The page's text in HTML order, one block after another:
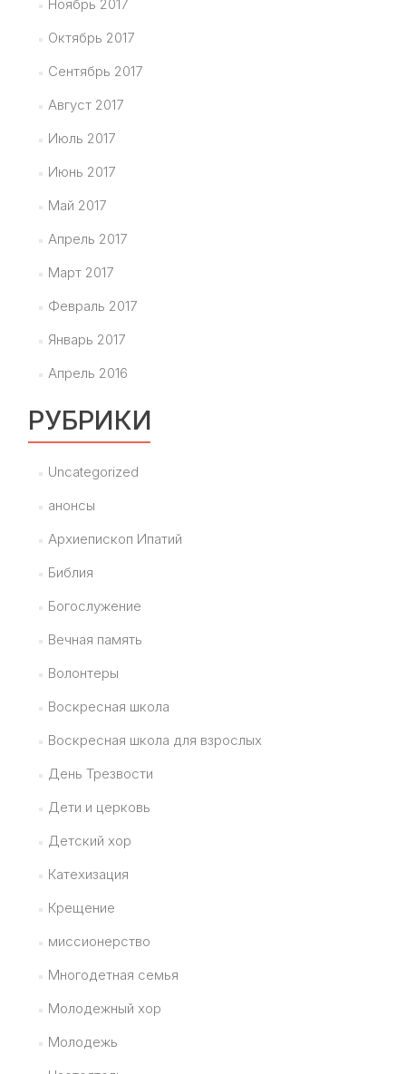
Ноябрь 2017
Октябрь 2017
Сентябрь 2017
Август 2017
Июль 2017
Июнь 2017
Май 2017
Апрель 2017
Март 2017
Февраль 2017
Январь 2017
Апрель 2016
РУБРИКИ
Uncategorized
анонсы
Архиепископ Ипатий
Библия
Богослужение
Вечная память
Волонтеры
Воскресная школа
Воскресная школа для взрослых
День Трезвости
Дети и церковь
Детский хор
Катехизация
Крещение
миссионерство
Многодетная семья
Молодежный хор
Молодежь